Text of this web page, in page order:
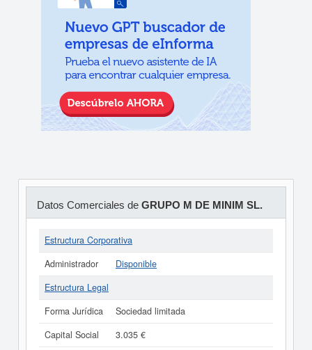
Datos Comerciales de GRUPO M DE MINIM SL.
Estructura Corporativa
Administrador
Disponible
Estructura Legal
Forma Jurídica
Sociedad limitada
Capital Social
3.035 €